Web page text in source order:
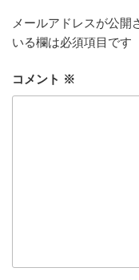
メールアドレスが公開
いる欄は必須項目です
コメント ※